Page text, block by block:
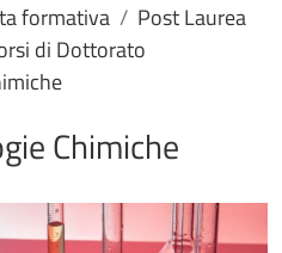
formativa
Post Laurea
di Dottorato
Chimiche